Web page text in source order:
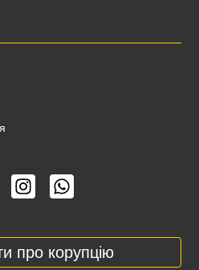
про корупцію